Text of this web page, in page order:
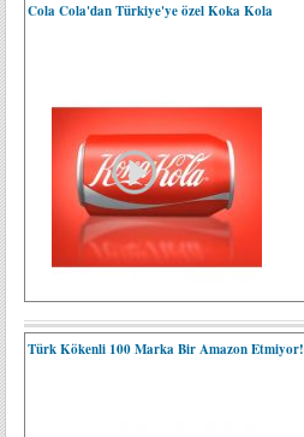
Cola Cola'dan Türkiye'ye özel Koka Kola
Türk Kökenli 100 Marka Bir Amazon Etmiyor!